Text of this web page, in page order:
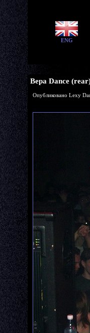
ENG
Вера Dance
Опубликовано Lexy